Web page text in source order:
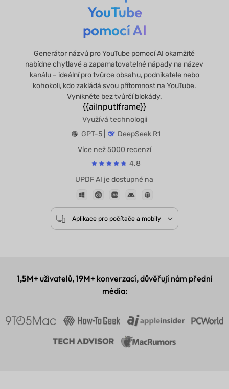
YouTube
pomocí AI
Generátor názvů pro YouTube pomocí AI okamžitě
nabídne chytlavé a zapamatovatelné nápady na název
kanálu – ideální pro tvůrce obsahu, podnikatele nebo
kohokoli, kdo zakládá svou přítomnost na YouTube.
Vynikněte bez tvůrčí blokády.
{{aiInputIframe}}
Využívá technologii
GPT-5 | DeepSeek R1
Více než 5000 recenzí
4.8
UPDF AI je dostupné na
1,5M+ uživatelů,19M+ konverzací, důvěřují nám přední
média: